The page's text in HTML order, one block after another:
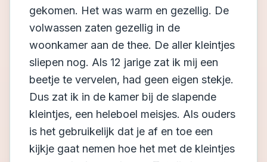
gekomen. Het was warm en gezellig. De
volwassen zaten gezellig in de
woonkamer aan de thee. De aller kleintjes
sliepen nog. Als 12 jarige zat ik mij een
beetje te vervelen, had geen eigen stekje.
Dus zat ik in de kamer bij de slapende
kleintjes, een heleboel meisjes. Als ouders
is het gebruikelijk dat je af en toe een
kijkje gaat nemen hoe het met de kleintjes